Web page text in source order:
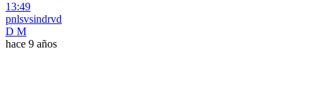
13:49
pnlsvsindrvd
D M
hace 9 años